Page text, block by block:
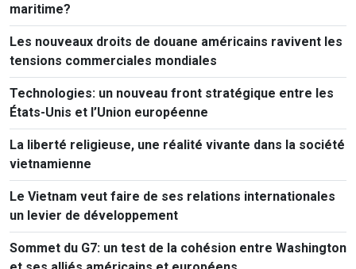
maritime?
Les nouveaux droits de douane américains ravivent les
tensions commerciales mondiales
Technologies: un nouveau front stratégique entre les
États-Unis et l’Union européenne
La liberté religieuse, une réalité vivante dans la société
vietnamienne
Le Vietnam veut faire de ses relations internationales
un levier de développement
Sommet du G7: un test de la cohésion entre Washington